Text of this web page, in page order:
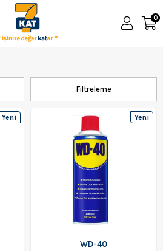
0
Filtreleme
Yeni
WD-40
Yeni